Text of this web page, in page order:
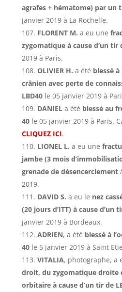
agrafes + hématome) par un
janvier 2019 à La Rochelle.
FLORENT M. a eu une
zygomatique à cause d’un tir
2019 à Paris.
OLIVIER H. a été blessé
crânien avec perte de
LBD40le 05 janvier 2019 à
DANIELa été blessé au
40le 05 janvier 2019 à Paris.
CLIQUEZ ICI.
LIONEL L. a eu une
jambe (3 mois
grenade de désencerclement
2019.
DAVID S. a eu le nez
(20 jours d’ITT) à cause d’un
janvier 2019 à Bordeaux.
ADRIEN, a été blessé à
40le 5 janvier 2019 à Saint
VITALIA, photographe, a
droit, du zygomatique droite
orbitaire à cause d’un tir de